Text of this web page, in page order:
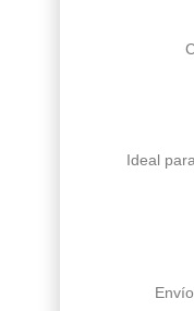
Ideal